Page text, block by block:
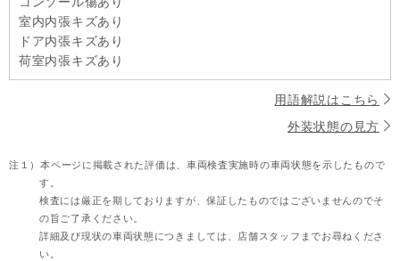
室内内張キズあり
ドア内張キズあり
荷室内張キズあり
用語解説はこちら
外装状態の見方
注１）本ページに掲載された評価は、車両検査実施時の車両状態を示したもので
す。
検査には厳正を期しておりますが、保証したものではございませんのでそ
の旨ご了承ください。
詳細及び現状の車両状態につきましては、店舗スタッフまでお尋ねくださ
い。